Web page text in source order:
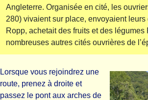
Angleterre. Organisée en cité, les
280) vivaient sur place, envoyaient leurs
Ropp, achetait des fruits et des légumes
nombreuses autres cités ouvrières de
Lorsque vous rejoindrez une
route, prenez à droite et
passez le pont aux arches de